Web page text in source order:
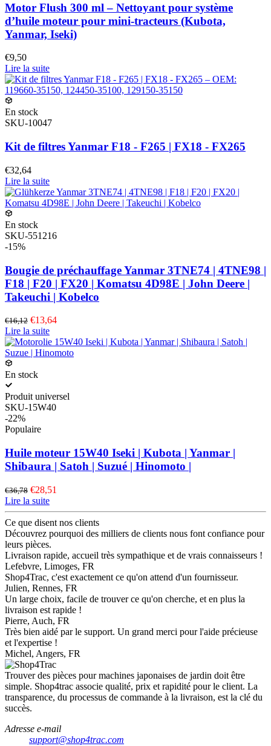
Motor Flush 300 ml – Nettoyant pour système
d’huile moteur pour mini-tracteurs (Kubota,
Yanmar, Iseki)
€9,50
Lire la suite
En stock
SKU-10047
Kit de filtres Yanmar F18 - F265 | FX18 - FX265
€32,64
Lire la suite
En stock
SKU-551216
-15%
Bougie de préchauffage Yanmar 3TNE74 | 4TNE98 |
F18 | F20 | FX20 | Komatsu 4D98E | John Deere |
Takeuchi | Kobelco
€16,12 €13,64
Lire la suite
En stock
Produit universel
SKU-15W40
-22%
Populaire
Huile moteur 15W40 Iseki | Kubota | Yanmar |
Shibaura | Satoh | Suzué | Hinomoto |
€36,78 €28,51
Lire la suite
Ce que disent nos clients
Découvrez pourquoi des milliers de clients nous font confiance pour
leurs pièces.
Livraison rapide, accueil très sympathique et de vrais connaisseurs !
Lefebvre, Limoges, FR
Shop4Trac, c'est exactement ce qu'on attend d'un fournisseur.
Julien, Rennes, FR
Un large choix, facile de trouver ce qu'on cherche, et en plus la
livraison est rapide !
Pierre, Auch, FR
Très bien aidé par le support. Un grand merci pour l'aide précieuse
et l'expertise !
Michel, Angers, FR
Trouver des pièces pour machines japonaises de jardin doit être
simple. Shop4trac associe qualité, prix et rapidité pour le client. La
transparence, du processus de commande à la livraison, est la clé du
succès.
Adresse e-mail
support@shop4trac.com